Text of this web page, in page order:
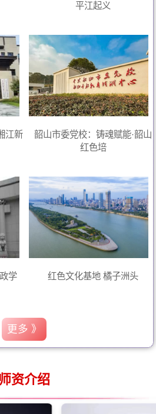
平江起义
江新
韶山市委党校：铸魂赋能·韶山
红色培
学
红色文化基地 橘子洲头
更多 》
师资介绍